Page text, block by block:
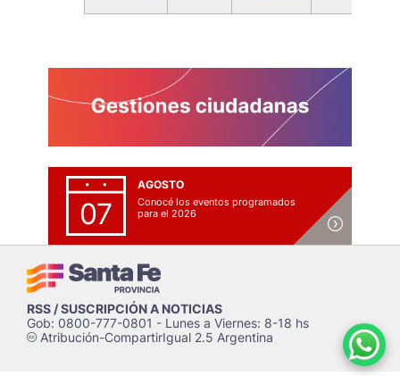
07
AGOSTO
Conocé los eventos programados
para el 2026
RSS / SUSCRIPCIÓN A NOTICIAS
Gob: 0800-777-0801 - Lunes a Viernes: 8-18 hs
cAtribución-CompartirIgual 2.5 Argentina